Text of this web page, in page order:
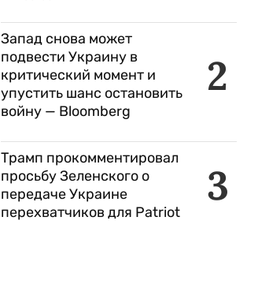
2
Запад снова может
подвести Украину в
критический момент и
упустить шанс остановить
войну — Bloomberg
3
Трамп прокомментировал
просьбу Зеленского о
передаче Украине
перехватчиков для Patriot